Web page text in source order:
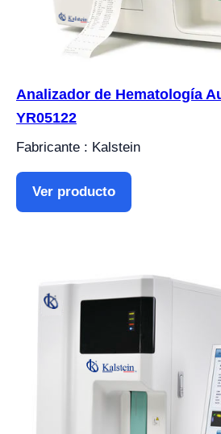
Analizador de Hematología
YR05122
Fabricante : Kalstein
Ver producto